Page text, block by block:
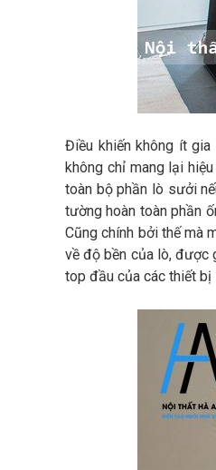
Điều khiến không ít
không chỉ mang lại
toàn bộ phần lò sưởi
tường hoàn toàn phần
Cũng chính bởi thế mà
về độ bền của lò, được
top đầu của các thiết bị